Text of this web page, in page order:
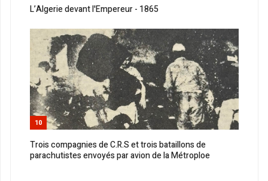
L’Algerie devant l'Empereur - 1865
10
Trois compagnies de C.R.S et trois bataillons de
parachutistes envoyés par avion de la Métroploe